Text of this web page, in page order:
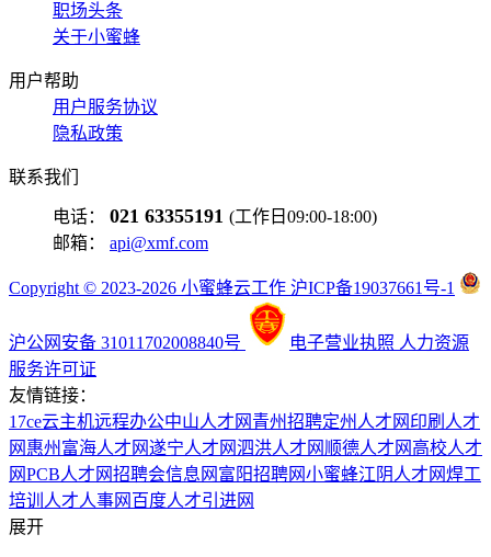
职场头条
关于小蜜蜂
用户帮助
用户服务协议
隐私政策
联系我们
电话： 021 63355191 (工作日09:00-18:00)
邮箱： api@xmf.com
Copyright © 2023-2026 小蜜蜂云工作 沪ICP备19037661号-1
沪公网安备 31011702008840号 电子营业执照 人力资源
服务许可证
友情链接：
17ce云主机远程办公中山人才网 青州招聘定州人才网 印刷人才
网 惠州富海人才网遂宁人才网泗洪人才网 顺德人才网 高校人才
网PCB人才网招聘会信息网 富阳招聘网小蜜蜂江阴人才网焊工
培训 人才人事网 百度人才引进网
展开